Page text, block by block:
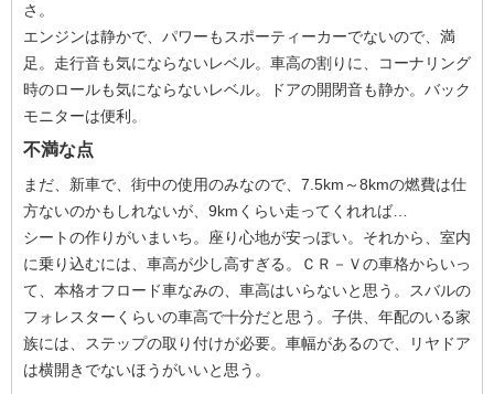
さ。
エンジンは静かで、パワーもスポーティーカーでないので、満
足。走行音も気にならないレベル。車高の割りに、コーナリング
時のロールも気にならないレベル。ドアの開閉音も静か。バック
モニターは便利。
不満な点
まだ、新車で、街中の使用のみなので、7.5km～8kmの燃費は仕
方ないのかもしれないが、9kmくらい走ってくれれば…
シートの作りがいまいち。座り心地が安っぽい。それから、室内
に乗り込むには、車高が少し高すぎる。ＣＲ－Ｖの車格からいっ
て、本格オフロード車なみの、車高はいらないと思う。スバルの
フォレスターくらいの車高で十分だと思う。子供、年配のいる家
族には、ステップの取り付けが必要。車幅があるので、リヤドア
は横開きでないほうがいいと思う。